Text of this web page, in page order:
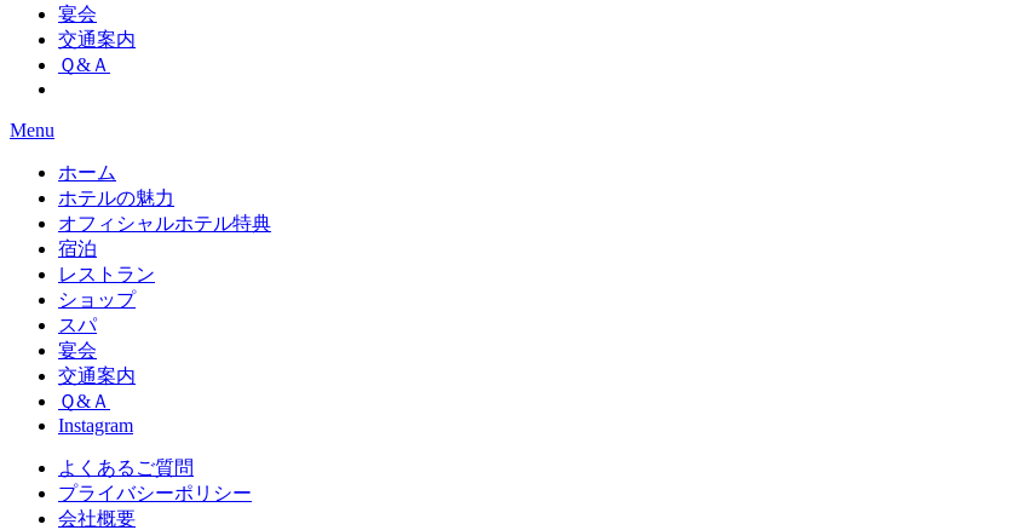
宴会
交通案内
Ｑ&Ａ
Menu
ホーム
ホテルの魅力
オフィシャルホテル特典
宿泊
レストラン
ショップ
スパ
宴会
交通案内
Ｑ&Ａ
Instagram
よくあるご質問
プライバシーポリシー
会社概要